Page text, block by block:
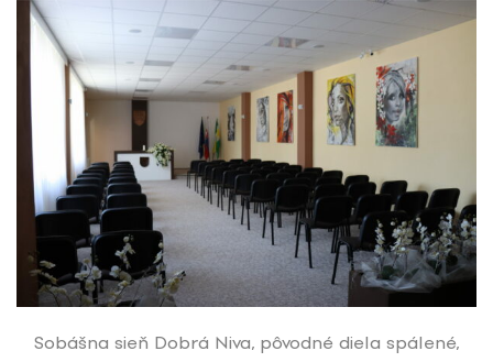
Sobášna sieň Dobrá Niva, pôvodné diela spálené,